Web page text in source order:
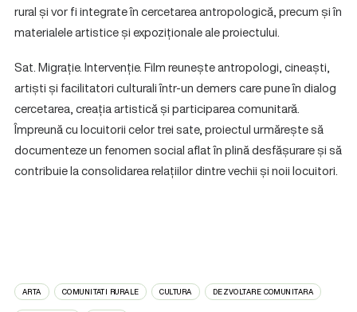
rural și vor fi integrate în cercetarea antropologică, precum și în
materialele artistice și expoziționale ale proiectului.
Sat. Migrație. Intervenție. Film reunește antropologi, cineaști,
artiști și facilitatori culturali într-un demers care pune în dialog
cercetarea, creația artistică și participarea comunitară.
Împreună cu locuitorii celor trei sate, proiectul urmărește să
documenteze un fenomen social aflat în plină desfășurare și să
contribuie la consolidarea relațiilor dintre vechii și noii locuitori.
ARTA COMUNITATI RURALE CULTURA DEZVOLTARE COMUNITARA